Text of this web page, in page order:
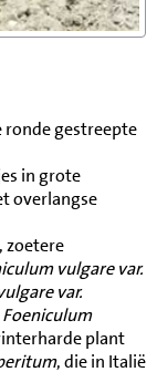
ronde gestreepte
in grote
overlangse
zoetere
vulgare var.
var.
Foeniculum
plant
, die in Italië